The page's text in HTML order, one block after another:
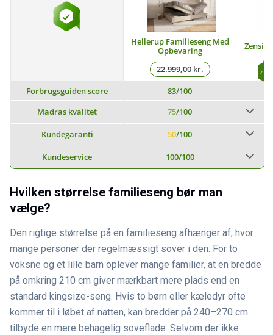
Hellerup Familieseng Med
Opbevaring
22.999,00 kr.
Forbrugsguiden score 83/100
Madras kvalitet
75/100
Kundegaranti 50/100
Kundeservice 100/100
Hvilken størrelse familieseng bør man
vælge?
Den rigtige størrelse på en familieseng afhænger af, hvor
mange personer der regelmæssigt sover i den. For to
voksne og et lille barn oplever mange familier, at en bredde
på omkring 210 cm giver mærkbart mere plads end en
standard kingsize-seng. Hvis to børn eller kæledyr ofte
kommer til i løbet af natten, kan bredder på 240–270 cm
tilbyde en mere behagelig soveflade. Selvom der ikke